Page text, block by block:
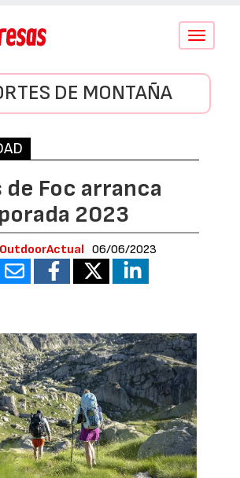
Conmutar
DE MONTAÑA
de Foc arranca
2023
06/06/2023